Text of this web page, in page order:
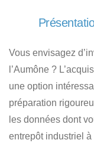
Vous envisagez
l’Aumône ?
une option
préparation
les données dont
entrepôt industriel à